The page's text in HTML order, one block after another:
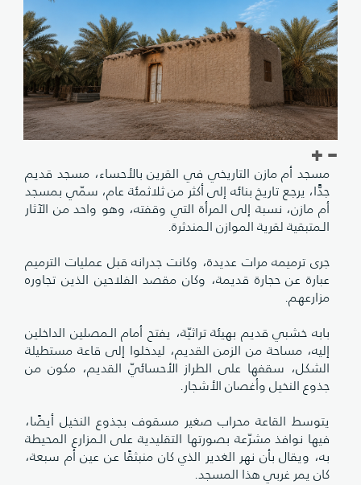
مسجد أم مازن التاريخي في القرين بالأحساء، مسجد قديم
جدًّا، يرجع تاريخ بنائه إلى أكثر من ثلاثمئة عام، سمّي بمسجد
أم مازن، نسبة إلى المرأة التي وقفته، وهو واحد من الآثار
الـمتبقية لقرية الموازن الـمندثرة.
جرى ترميمه مرات عديدة، وكانت جدرانه قبل عمليات الترميم
عبارة عن حجارة قديمة، وكان مقصد الفلاحين الذين تجاوره
مزارعهم.
بابه خشبي قديم بهيئة تراثيّة، يفتح أمام الـمصلين الداخلين
إليه، مساحة من الزمن القديم، ليدخلوا إلى قاعة مستطيلة
الشكل، سقفها على الطراز الأحسائيّ القديم، مكون من
جذوع النخيل وأغصان الأشجار.
يتوسط القاعة محراب صغير مسقوف بجذوع النخيل أيضًا،
فيها نوافذ مشرّعة بصورتها التقليدية على الـمزارع المحيطة
به، ويقال بأن نهر الغدير الذي كان منبثقًا عن عين أم سبعة،
كان يمر غربي هذا المسجد.